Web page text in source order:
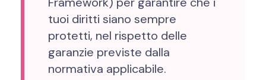
tuoi diritti siano sempre
protetti, nel rispetto delle
garanzie previste dalla
normativa applicabile.